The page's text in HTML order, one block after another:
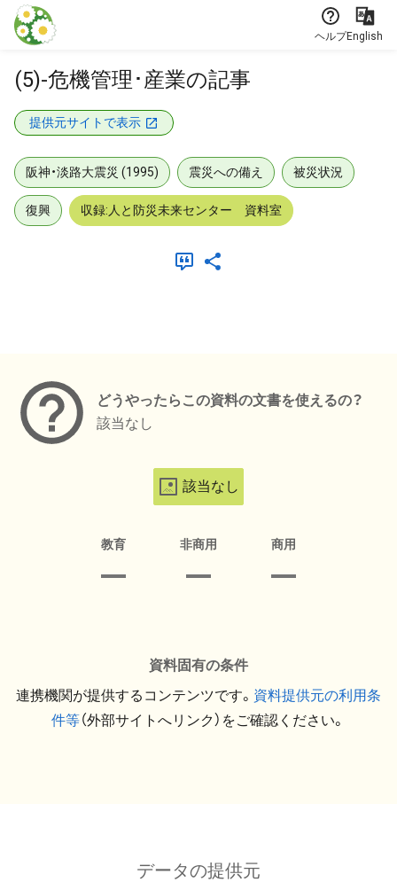
本文に飛ぶ
ヘルプEnglish
(5)-危機管理･産業の記事
提供元サイトで表示
阪神・淡路大震災 (1995) 震災への備え 被災状況
復興 収録:人と防災未来センター 資料室
どうやったらこの資料の文書を使えるの？
該当なし
該当なし
教育 非商用 商用
資料固有の条件
連携機関が提供するコンテンツです。 資料提供元の利用条
件等（外部サイトへリンク）をご確認ください。
データの提供元